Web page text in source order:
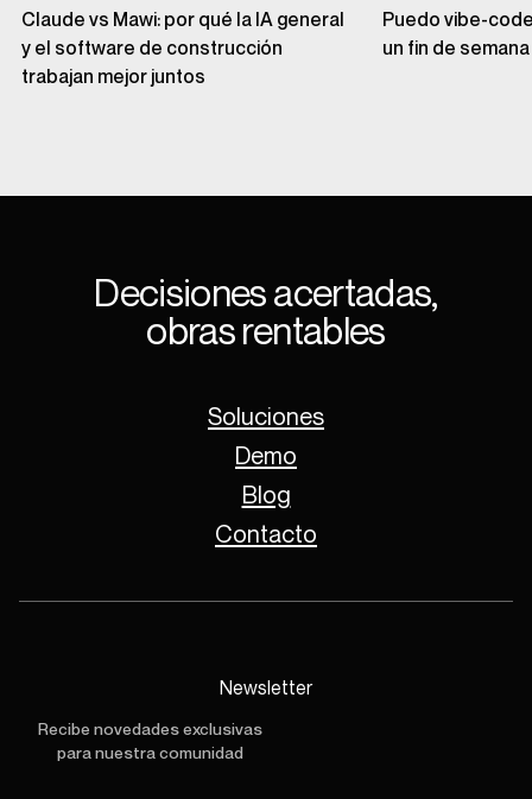
Claude vs Mawi: por qué la IA general
y el software de construcción
trabajan mejor juntos
Puedo vibe-
un fin de semana
Decisiones acertadas,
obras rentables
Newsletter
Recibe novedades exclusivas
para nuestra comunidad
Soluciones
Demo
Blog
Contacto